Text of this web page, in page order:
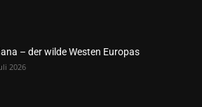
– der wilde Westen Europas
2026